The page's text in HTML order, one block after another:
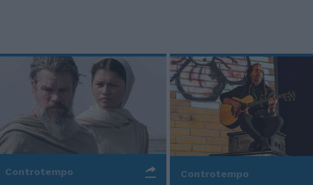
Controtempo Controtempo